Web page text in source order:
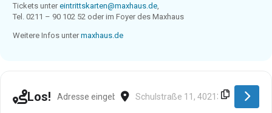
Tickets untereintrittskarten@maxhaus.de,
Tel. 0211 – 90 102 52 oder im Foyer des Maxhaus
Weitere Infos untermaxhaus.de
Los! Address - Düsseldorf [48ckPE0re]Destination Address - Düsseldorf